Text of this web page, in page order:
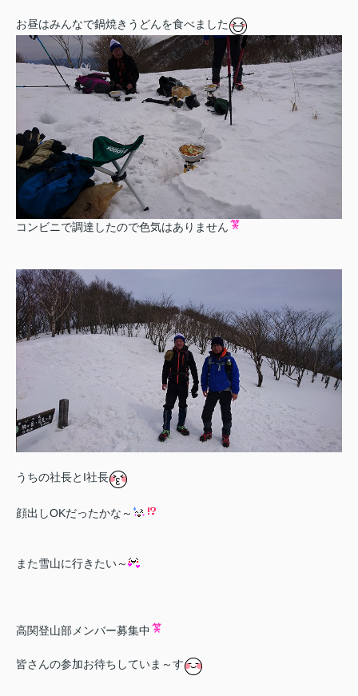
お昼はみんなで鍋焼きうどんを食べました
コンビニで調達したので色気はありません
うちの社長とI社長
顔出しOKだったかな～
また雪山に行きたい～
高関登山部メンバー募集中
皆さんの参加お待ちしていま～す